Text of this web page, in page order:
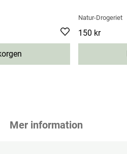
Natur-Drogeriet
Pris :150 kr
150 kr
Mer information